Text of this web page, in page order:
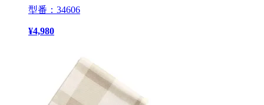
型番：34606
¥4,980